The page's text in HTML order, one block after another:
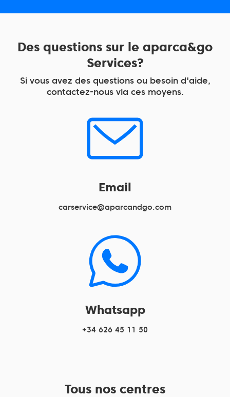
Des questions sur le aparca&go
Services?
Si vous avez des questions ou besoin d'aide,
contactez-nous via ces moyens.
Email
carservice@aparcandgo.com
Whatsapp
+34 626 45 11 50
Tous nos centres